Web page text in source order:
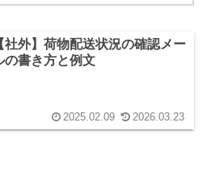
社外】荷物配送状況の確認メー
の書き方と例文
2025.02.09 2026.03.23